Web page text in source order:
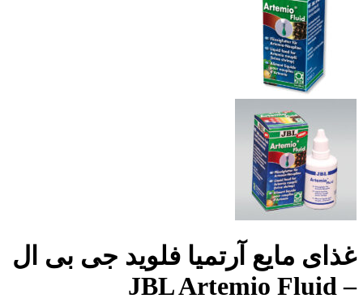
غذای مایع آرتمیا فلوید جی بی ال
– JBL Artemio Fluid